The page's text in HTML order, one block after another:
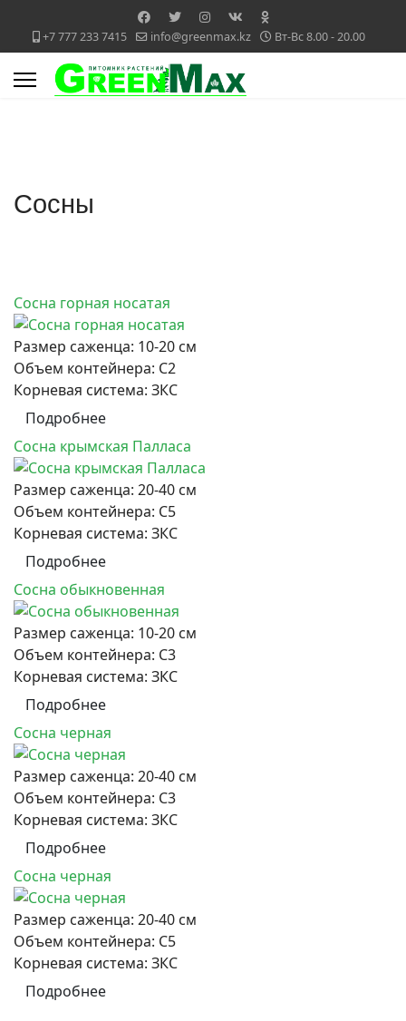
+7 777 233 7415 info@greenmax.kz Вт-Вс 8.00 - 20.00
Сосны
Сосна горная носатая
Размер саженца: 10-20 см
Объем контейнера: С2
Корневая система: ЗКС
Подробнее
Сосна крымская Палласа
Размер саженца: 20-40 см
Объем контейнера: С5
Корневая система: ЗКС
Подробнее
Сосна обыкновенная
Размер саженца: 10-20 см
Объем контейнера: С3
Корневая система: ЗКС
Подробнее
Сосна черная
Размер саженца: 20-40 см
Объем контейнера: С3
Корневая система: ЗКС
Подробнее
Сосна черная
Размер саженца: 20-40 см
Объем контейнера: С5
Корневая система: ЗКС
Подробнее